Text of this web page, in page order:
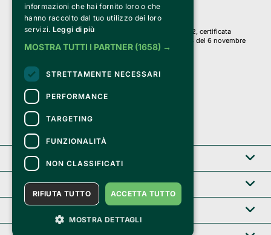
Credits:
Clappit è basato sulla piattaforma di biglietteria Belive 6.2, certificata
dall’Agenzia delle Entrate con protocollo n. 2025/445474 del 6 novembre
2025.
Su Clappit i tuoi acquisti ed i tuoi dati
sono sicuri e protetti da un certificato SSL
con crittografia a 128 bit.
Clappit
Help center
informazioni che hai fornito loro o che
hanno raccolto dal tuo utilizzo dei loro
servizi. Leggi di più
MOSTRA TUTTI I PARTNER (1658) →
STRETTAMENTE NECESSARI
PERFORMANCE
TARGETING
FUNZIONALITÀ
NON CLASSIFICATI
ACCETTA TUTTO
RIFIUTA TUTTO
MOSTRA DETTAGLI